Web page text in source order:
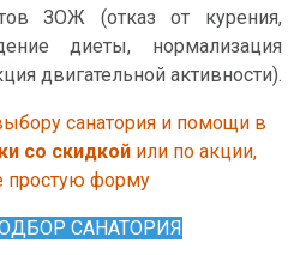
ЗОЖ (отказ от курения,
диеты, нормализация
двигательной активности).
санатория и помощи в
со скидкойили по акции,
простую форму
САНАТОРИЯ